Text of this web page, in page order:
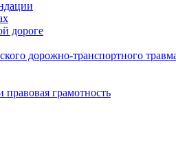
дороге
дорожно-транспортного
правовая грамотность